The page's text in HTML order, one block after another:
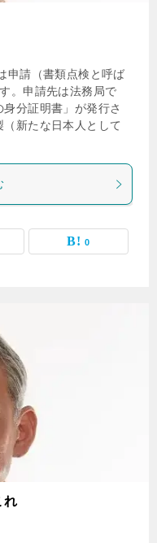
申請（書類点検と呼ば
。申請先は法務局で
分証明書」が発行さ
新たな日本人として
0
れ